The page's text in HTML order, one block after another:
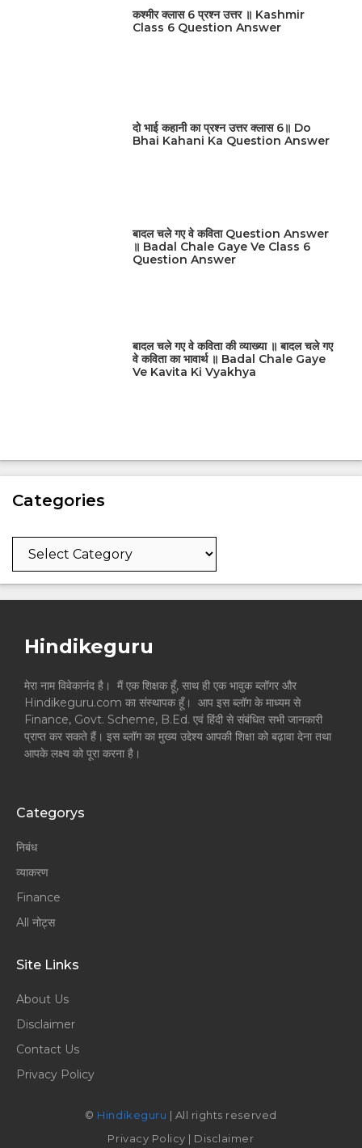
कश्मीर क्लास 6 प्रश्न उत्तर ॥ Kashmir
Class 6 Question Answer
दो भाई कहानी का प्रश्न उत्तर क्लास 6॥ Do
Bhai Kahani Ka Question Answer
बादल चले गए वे कविता Question Answer
॥ Badal Chale Gaye Ve Class 6
Question Answer
बादल चले गए वे कविता की व्याख्या ॥ बादल चले गए
वे कविता का भावार्थ ॥ Badal Chale Gaye
Ve Kavita Ki Vyakhya
Categories
Categories
Hindikeguru
मेरा नाम विवेकानंद है। मैं एक शिक्षक हूँ, साथ ही एक भावुक ब्लॉगर और
Hindikeguru.com का संस्थापक हूँ। आप इस ब्लॉग के माध्यम से
Finance, Govt. Scheme, B.Ed. एवं हिंदी से संबंधित सभी जानकारी
प्राप्त कर सकते हैं। इस ब्लॉग का मुख्य उद्देश्य आपकी शिक्षा को बढ़ावा देना तथा
आपके लक्ष्य को पूरा करना है।
Categorys
निबंध
व्याकरण
Finance
All नोट्स
Site Links
About Us
Disclaimer
Contact Us
Privacy Policy
© Hindikeguru | All rights reserved
Privacy Policy | Disclaimer